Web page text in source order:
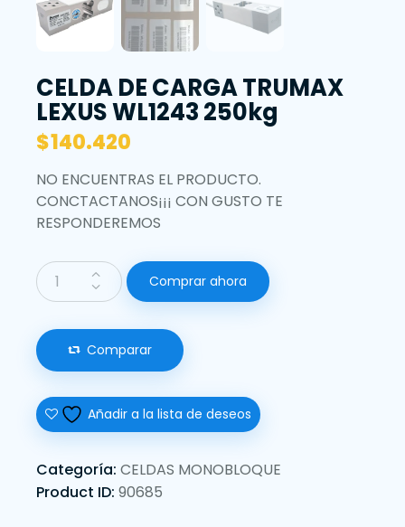
CELDA DE CARGA TRUMAX
LEXUS WL1243 250kg
$140.420
NO ENCUENTRAS EL PRODUCTO.
CONCTACTANOS¡¡¡ CON GUSTO TE
RESPONDEREMOS
Comprar ahora
Comparar
Añadir a la lista de deseos
Categoría: CELDAS MONOBLOQUE
Product ID: 90685